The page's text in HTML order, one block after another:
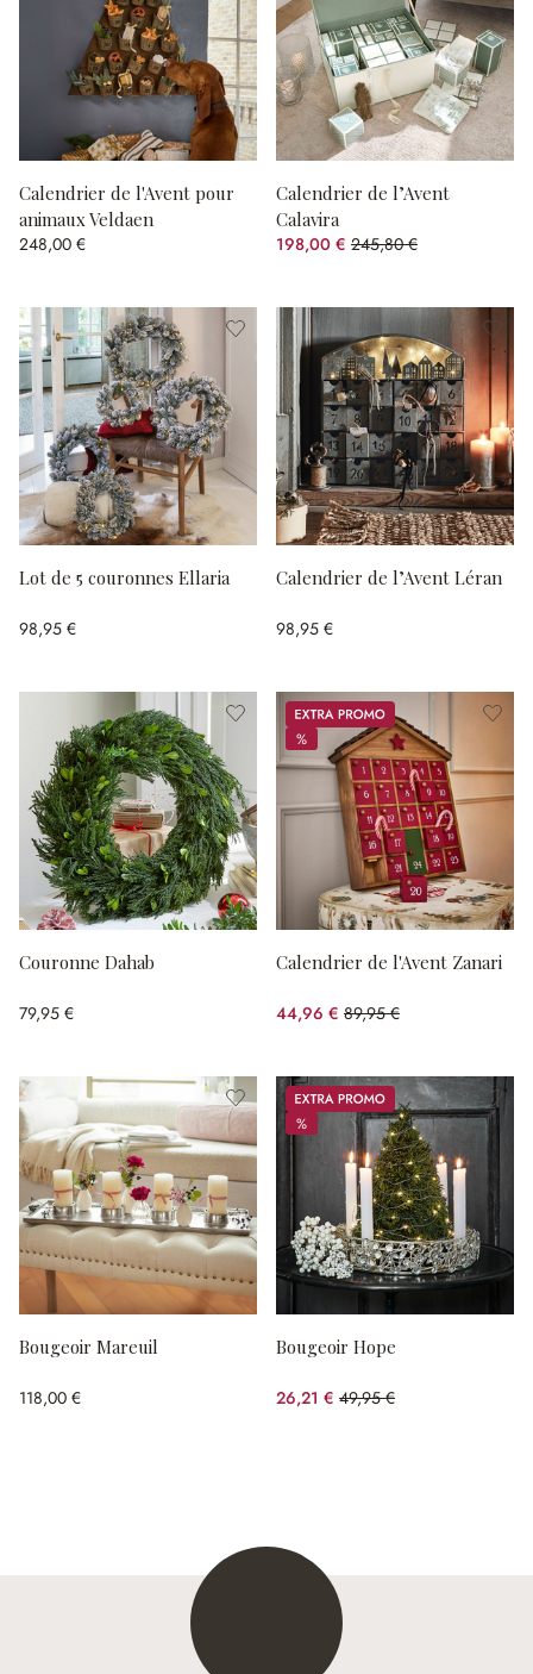
Calendrier de l'Avent pour
animaux Veldaen
248,00 €
Calendrier de l’Avent
Calavira
198,00 € 245,80 €
(19.45%spared)
Lot de 5 couronnes Ellaria
98,95 €
Calendrier de l’Avent Léran
98,95 €
Couronne Dahab
79,95 €
Promos
%
%
Calendrier de l'Avent Zanari
44,96 € 89,95 €
(50.02%spared)
Bougeoir Mareuil
118,00 €
Promos
%
%
Bougeoir Hope
26,21 € 49,95 €
(47.53%spared)